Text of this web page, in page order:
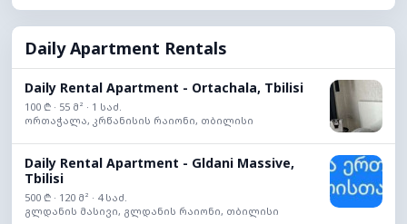
Daily Apartment Rentals
Daily Rental Apartment - Ortachala, Tbilisi
100 ₾ · 55 მ² · 1 საძ.
ორთაჭალა, კრწანისის რაიონი, თბილისი
Daily Rental Apartment - Gldani Massive,
Tbilisi
500 ₾ · 120 მ² · 4 საძ.
გლდანის მასივი, გლდანის რაიონი, თბილისი